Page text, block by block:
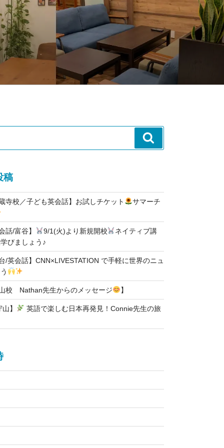
索
稿
寺校／子ども英会話】お試しチケット
サマーチ
話/富谷】 9/1(火)より新規開校
ネイティブ講
びましょう♪
/英会話】CNN×LIVESTATION で手軽に世界のニュ
山校 Nathan先生からのメッセージ 】
】
英語で楽しむ日本再発見！Connie先生の旅